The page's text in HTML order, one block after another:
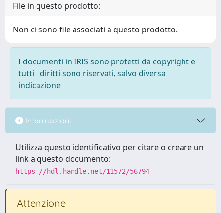
File in questo prodotto:
Non ci sono file associati a questo prodotto.
I documenti in IRIS sono protetti da copyright e
tutti i diritti sono riservati, salvo diversa
indicazione
Informazioni
Utilizza questo identificativo per citare o creare un
link a questo documento:
https://hdl.handle.net/11572/56794
Attenzione